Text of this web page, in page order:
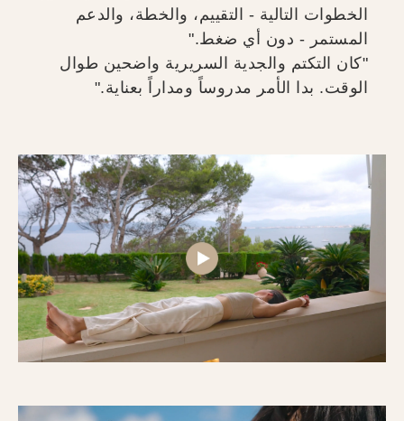
الخطوات التالية - التقييم، والخطة، والدعم
المستمر - دون أي ضغط."
"كان التكتم والجدية السريرية واضحين طوال
الوقت. بدا الأمر مدروساً ومداراً بعناية."